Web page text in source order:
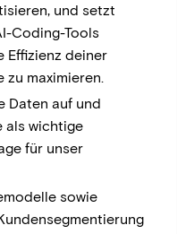
und setzt
Coding-Tools
Effizienz deiner
zu maximieren.
Daten auf und
als wichtige
für unser
sowie